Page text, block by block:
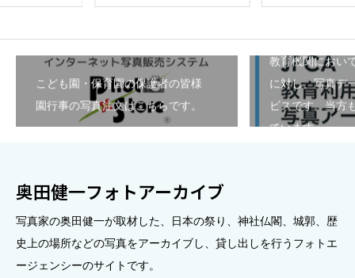
こども園・保育園の保護者の皆様
園行事の写真注文はこちらです。
教育機関におい
に対し、写真デ
ビスです。当方
ています。
奥田健一フォトアーカイブ
写真家の奥田健一が取材した、日本の祭り、神社仏閣、城郭、歴
史上の場所などの写真をアーカイブし、貸し出しを行うフォトエ
ージェンシーのサイトです。